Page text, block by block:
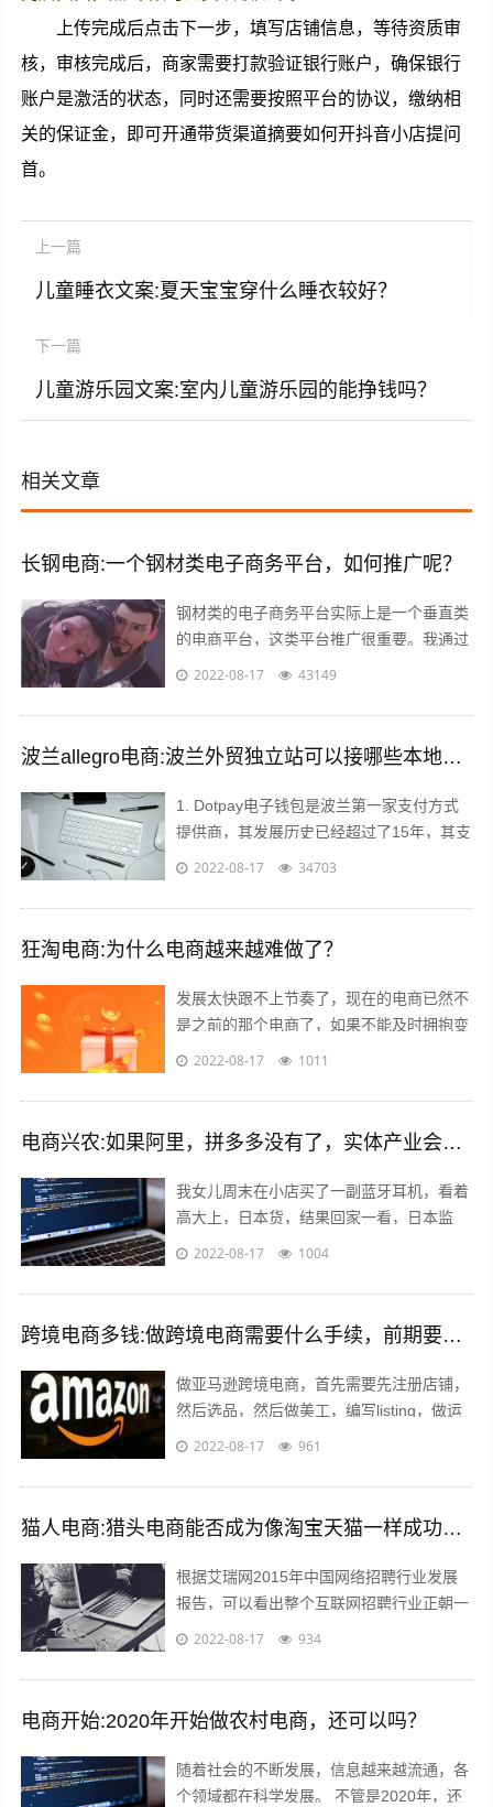
上传完成后点击下一步，填写店铺信息，等待资质审
核，审核完成后，商家需要打款验证银行账户，确保银行
账户是激活的状态，同时还需要按照平台的协议，缴纳相
关的保证金，即可开通带货渠道摘要如何开抖音小店提问
首。
上一篇
儿童睡衣文案:夏天宝宝穿什么睡衣较好？
下一篇
儿童游乐园文案:室内儿童游乐园的能挣钱吗？
相关文章
长钢电商:一个钢材类电子商务平台，如何推广呢？
钢材类的电子商务平台实际上是一个垂直类
的电商平台，这类平台推广很重要。我通过
自己掌握的方法如下： 1，利用今日头条、
2022-08-17 43149
波兰allegro电商:波兰外贸独立站可以接哪些本地支付方式？
1. Dotpay电子钱包是波兰第一家支付方式
提供商，其发展历史已经超过了15年，其支
付渠道涵盖线上支付和线下支付。Dotpay
2022-08-17 34703
狂淘电商:为什么电商越来越难做了？
发展太快跟不上节奏了，现在的电商已然不
是之前的那个电商了，如果不能及时拥抱变
化就会被无情抛弃。 一个销售闭环的几大
2022-08-17 1011
电商兴农:如果阿里，拼多多没有了，实体产业会复兴吗？
我女儿周末在小店买了一副蓝牙耳机，看着
高大上，日本货，结果回家一看，日本监
造，深圳制造…无品牌。一问多少钱，
2022-08-17 1004
跨境电商多钱:做跨境电商需要什么手续，前期要投入多少钱？
做亚马逊跨境电商，首先需要先注册店铺，
然后选品，然后做美工，编写listing，做运
营优化，出单，处理订单，售后等。这里说
2022-08-17 961
猫人电商:猎头电商能否成为像淘宝天猫一样成功的电商平台
根据艾瑞网2015年中国网络招聘行业发展
报告，可以看出整个互联网招聘行业正朝一
个好的趋势蓬勃发展。而如今，正规的猎头
2022-08-17 934
电商开始:2020年开始做农村电商，还可以吗？
随着社会的不断发展，信息越来越流通，各
个领域都在科学发展。 不管是2020年，还